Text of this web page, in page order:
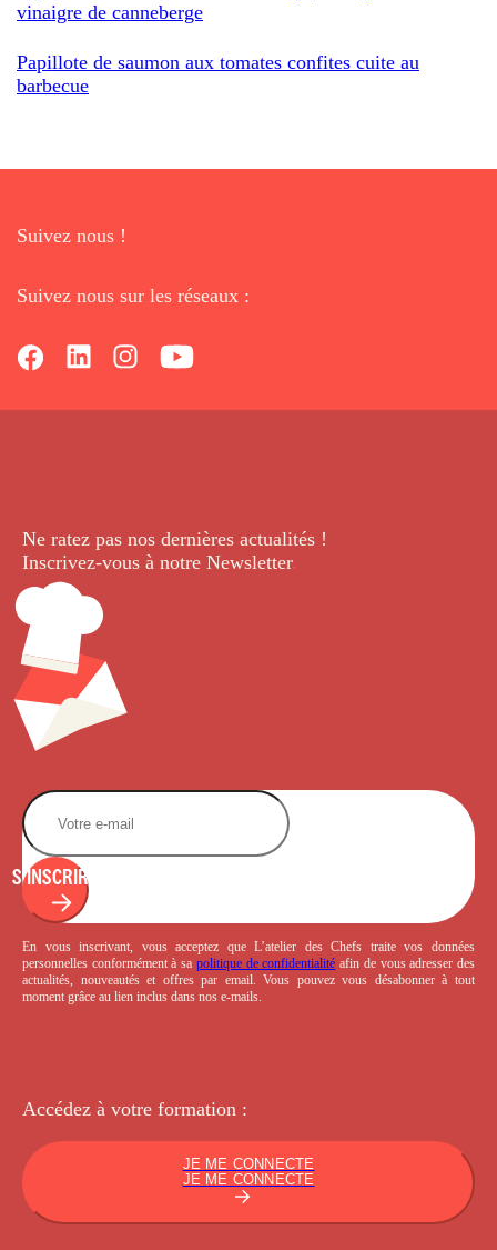
vinaigre de canneberge
Papillote de saumon aux tomates confites cuite au
barbecue
Suivez nous !
Suivez nous sur les réseaux :
Ne ratez pas nos dernières actualités !
Inscrivez-vous à notre Newsletter.
S'INSCRIRE
En vous inscrivant, vous acceptez que L’atelier des Chefs traite vos données
personnelles conformément à sa politique de confidentialité afin de vous adresser des
actualités, nouveautés et offres par email. Vous pouvez vous désabonner à tout
moment grâce au lien inclus dans nos e-mails.
Accédez à votre formation :
JE ME CONNECTE
JE ME CONNECTE